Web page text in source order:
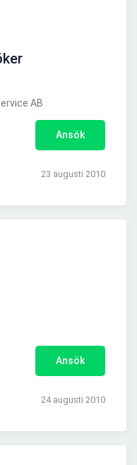
AB
Ansök
23 augusti 2010
Ansök
24 augusti 2010